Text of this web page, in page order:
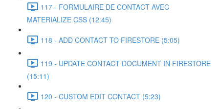
117 - FORMULAIRE DE CONTACT AVEC
MATERIALIZE CSS (12:45)
118 - ADD CONTACT TO FIRESTORE (5:05)
119 - UPDATE CONTACT DOCUMENT IN FIRESTORE
(15:11)
120 - CUSTOM EDIT CONTACT (5:23)